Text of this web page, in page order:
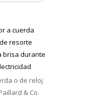
a cuerda
resorte
brisa durante
o de reloj
& Co.